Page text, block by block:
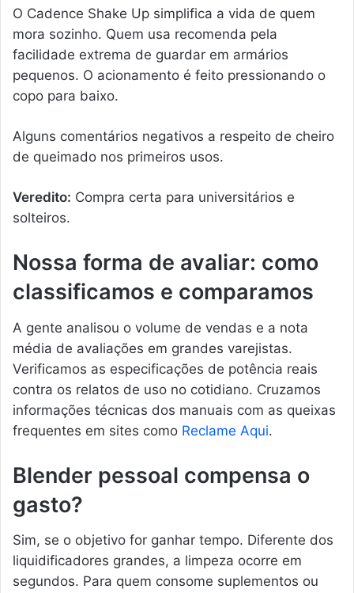
O Cadence Shake Up simplifica a vida de quem
mora sozinho. Quem usa recomenda pela
facilidade extrema de guardar em armários
pequenos. O acionamento é feito pressionando o
copo para baixo.
Alguns comentários negativos a respeito de cheiro
de queimado nos primeiros usos.
Veredito: Compra certa para universitários e
solteiros.
Nossa forma de avaliar: como
classificamos e comparamos
A gente analisou o volume de vendas e a nota
média de avaliações em grandes varejistas.
Verificamos as especificações de potência reais
contra os relatos de uso no cotidiano. Cruzamos
informações técnicas dos manuais com as queixas
frequentes em sites como Reclame Aqui.
Blender pessoal compensa o
gasto?
Sim, se o objetivo for ganhar tempo. Diferente dos
liquidificadores grandes, a limpeza ocorre em
segundos. Para quem consome suplementos ou